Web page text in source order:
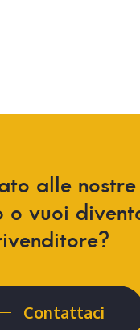
alle nostre
o vuoi
Contattaci